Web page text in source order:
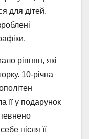
для дітей.
рівнян, які
10-річна
її у подарунок
після її